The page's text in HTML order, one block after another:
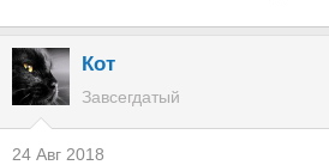
Кот
Завсегдатый
24 Авг 2018